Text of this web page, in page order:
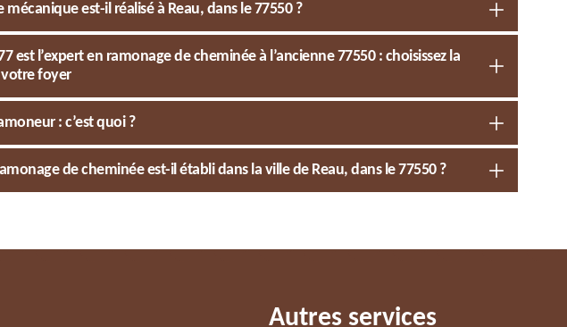
est-il réalisé à Reau, dans le 77550 ?
est l’expert en ramonage de cheminée à l’ancienne 77550 : choisissez la
foyer
: c’est quoi ?
de cheminée est-il établi dans la ville de Reau, dans le 77550 ?
Autres services